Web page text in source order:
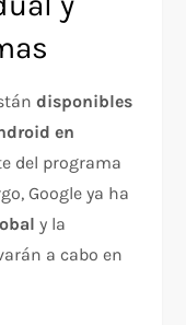
disponibles
en
del programa
Google ya ha
y la
a cabo en